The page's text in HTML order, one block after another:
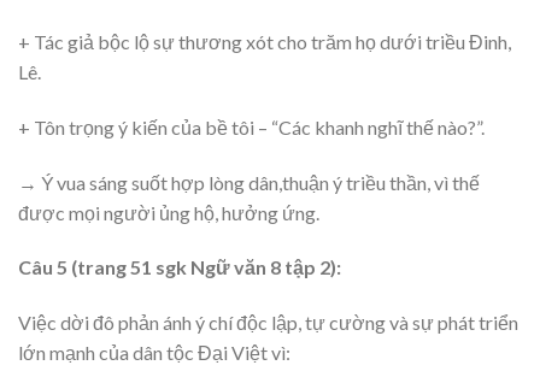
+ Tác giả bộc lộ sự thương xót cho trăm họ dưới triều Đinh,
Lê.
+ Tôn trọng ý kiến của bề tôi – “Các khanh nghĩ thế nào?”.
→ Ý vua sáng suốt hợp lòng dân,thuận ý triều thần, vì thế
được mọi người ủng hộ, hưởng ứng.
Câu 5 (trang 51 sgk Ngữ văn 8 tập 2):
Việc dời đô phản ánh ý chí độc lập, tự cường và sự phát triển
lớn mạnh của dân tộc Đại Việt vì: